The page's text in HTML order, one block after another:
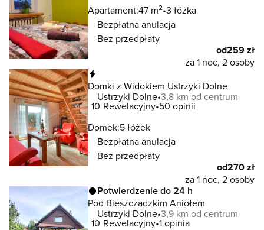
Apartament:47 m2 3 łóżka
Bezpłatna anulacja
Bez przedpłaty
od259 zł
za 1 noc, 2 osoby
Domki z Widokiem Ustrzyki Dolne
Ustrzyki Dolne 3,8 km od centrum
10 Rewelacyjny 50 opinii
Domek:5 łóżek
Bezpłatna anulacja
Bez przedpłaty
od270 zł
za 1 noc, 2 osoby
Potwierdzenie do 24 h
Pod Bieszczadzkim Aniołem
Ustrzyki Dolne 3,9 km od centrum
10 Rewelacyjny 1 opinia